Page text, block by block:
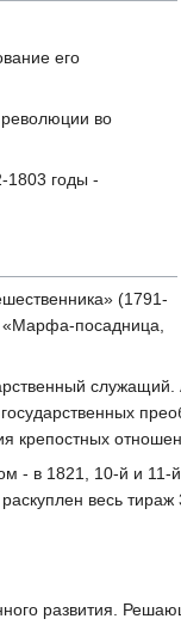
его
революции во
1803 годы -
(1791-
«Марфа-посадница,
- в 1821, 10-й и
весь тираж
развития.